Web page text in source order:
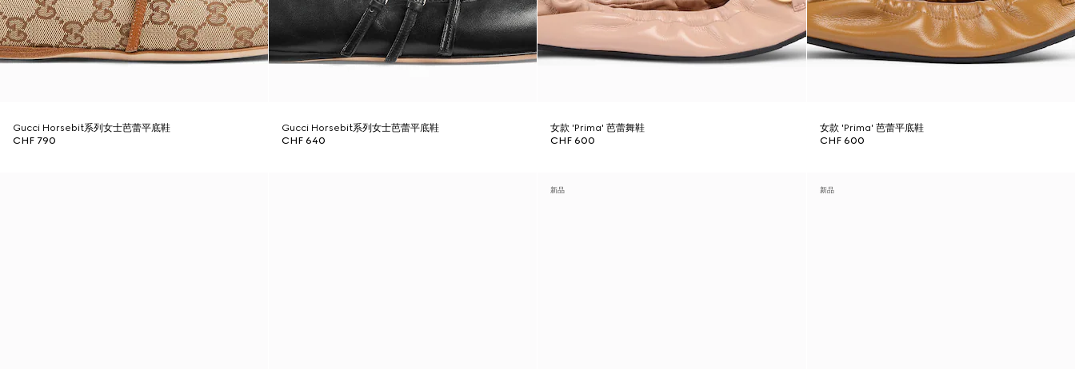
Gucci Horsebit系列女士芭蕾平底鞋
CHF 790
Gucci Horsebit系列女士芭蕾平底鞋
CHF 640
女款 'Prima' 芭蕾舞鞋
CHF 600
女款 'Prima' 芭蕾平底鞋
CHF 600
新品 新品